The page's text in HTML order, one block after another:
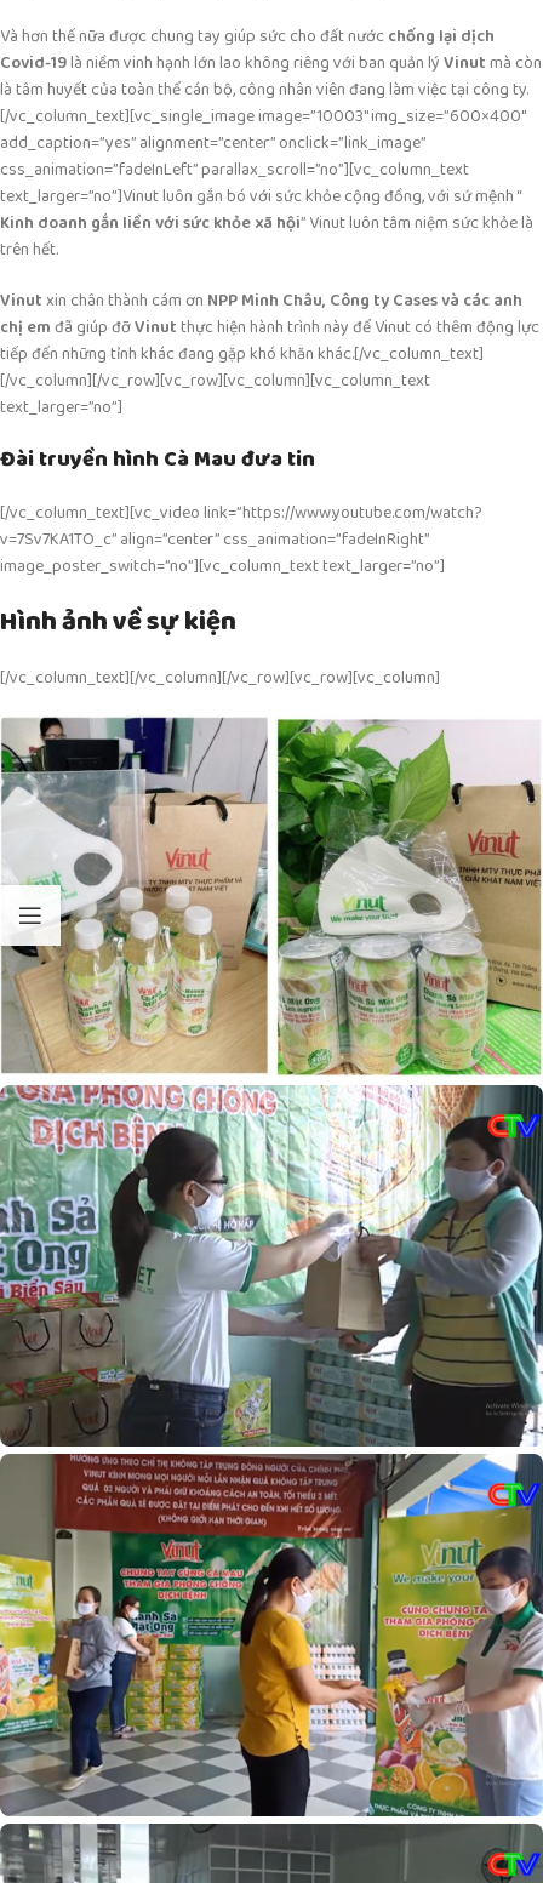
Và hơn thế nữa được chung tay giúp sức cho đất nước chống lại dịch
Covid-19là niềm vinh hạnh lớn lao không riêng với ban quản lýVinutmà còn
là tâm huyết của toàn thể cán bộ, công nhân viên đang làm việc tại công ty.
[/vc_column_text][vc_single_image image=”10003″ img_size=”600×400″
add_caption=”yes” alignment=”center” onclick=”link_image”
css_animation=”fadeInLeft” parallax_scroll=”no”][vc_column_text
text_larger=”no”]Vinut luôn gắn bó với sức khỏe cộng đồng, với sứ mệnh “
Kinh doanh gắn liền với sức khỏe xã hội” Vinut luôn tâm niệm sức khỏe là
trên hết.
Vinutxin chân thành cám ơn NPP Minh Châu, Công ty Cases và các anh
chị emđã giúp đỡVinutthực hiện hành trình này để Vinut có thêm động lực
tiếp đến những tỉnh khác đang gặp khó khăn khác.[/vc_column_text]
[/vc_column][/vc_row][vc_row][vc_column][vc_column_text
text_larger=”no”]
Đài truyền hình Cà Mau đưa tin
[/vc_column_text][vc_video link=”https://www.youtube.com/watch?
v=7Sv7KA1TO_c” align=”center” css_animation=”fadeInRight”
image_poster_switch=”no”][vc_column_text text_larger=”no”]
Hình ảnh về sự kiện
[/vc_column_text][/vc_column][/vc_row][vc_row][vc_column]